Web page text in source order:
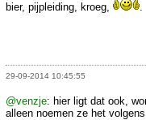
bier, pijpleiding, kroeg,
.
29-09-2014 10:45:55
@venzje: hier ligt dat ook,
alleen noemen ze het